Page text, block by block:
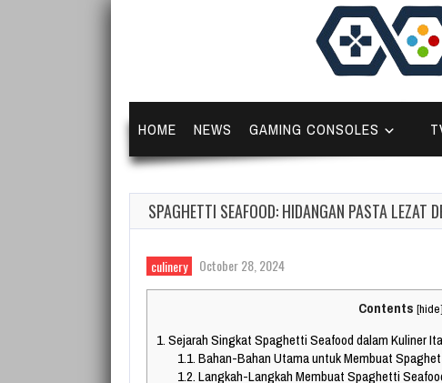
HOME NEWS GAMING CONSOLES
SPAGHETTI SEAFOOD: HIDANGAN PASTA LEZAT
culinery October 28, 2024
Contents [hide]
1.Sejarah Singkat Spaghetti Seafood dalam Kuliner
1.1.Bahan-Bahan Utama untuk Membuat
1.2.Langkah-Langkah Membuat Spaghetti